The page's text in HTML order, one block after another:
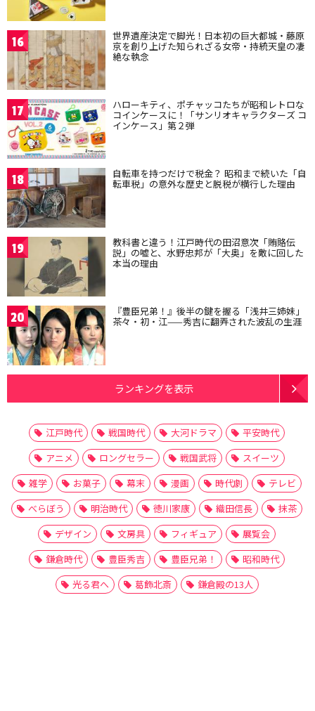
16 世界遺産決定で脚光！日本初の巨大都城・藤原
京を創り上げた知られざる女帝・持統天皇の凄
絶な執念
17 ハローキティ、ポチャッコたちが昭和レトロな
コインケースに！「サンリオキャラクターズ コ
インケース」第２弾
18 自転車を持つだけで税金？ 昭和まで続いた「自
転車税」の意外な歴史と脱税が横行した理由
19 教科書と違う！江戸時代の田沼意次「賄賂伝
説」の嘘と、水野忠邦が「大奥」を敵に回した
本当の理由
20 『豊臣兄弟！』後半の鍵を握る「浅井三姉妹」
茶々・初・江——秀吉に翻弄された波乱の生涯
ランキングを表示
江戸時代 戦国時代 大河ドラマ
平安時代
アニメ
ロングセラー 戦国武将
スイーツ
雑学
お菓子 幕末 漫画 時代劇
テレビ
べらぼう
明治時代 徳川家康 織田信長
抹茶
デザイン
文房具 フィギュア
展覧会
鎌倉時代
豊臣秀吉 豊臣兄弟！
昭和時代
光る君へ
葛飾北斎 鎌倉殿の13人